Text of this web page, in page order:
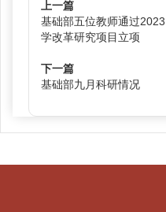
上一篇
基础部五位教师通过
学改革研究项目立项
下一篇
基础部九月科研情况